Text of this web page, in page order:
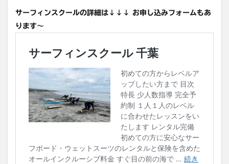
サーフィンスクールの詳細は↓↓↓ お申し込みフォームもあ
ります〜